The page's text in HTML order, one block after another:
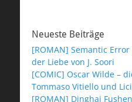
Neueste Beiträge
[ROMAN] Semantic
der Liebe von J. Soori
[COMIC] Oscar Wilde –
Tommaso Vitiello und
[ROMAN] Dinghai